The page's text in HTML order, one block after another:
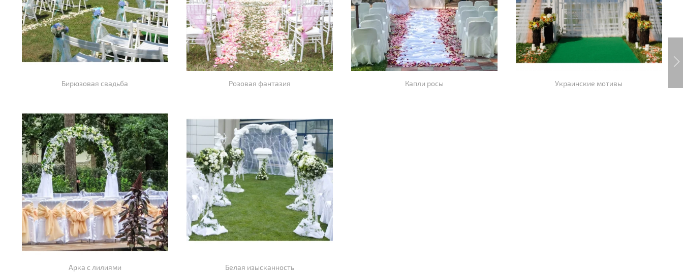
Бирюзовая свадьба Розовая фантазия Капли росы Украинские мотивы
Арка с лилиями Белая изысканность